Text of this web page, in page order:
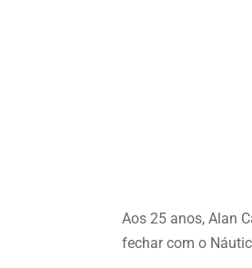
Aos 25 anos, Alan
fechar com o